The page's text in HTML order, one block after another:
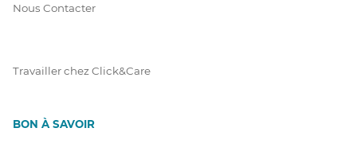
Nous Contacter
Travailler chez Click&Care
BON À SAVOIR